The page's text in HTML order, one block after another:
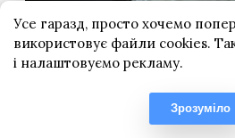
Усе гаразд, просто хочемо
використовує файли cookies.
і налаштовуємо рекламу.
Зрозуміло